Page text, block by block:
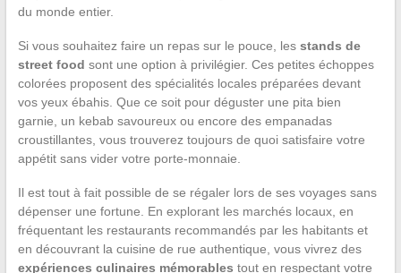
du monde entier.
Si vous souhaitez faire un repas sur le pouce, les stands de
street food sont une option à privilégier. Ces petites échoppes
colorées proposent des spécialités locales préparées devant
vos yeux ébahis. Que ce soit pour déguster une pita bien
garnie, un kebab savoureux ou encore des empanadas
croustillantes, vous trouverez toujours de quoi satisfaire votre
appétit sans vider votre porte-monnaie.
Il est tout à fait possible de se régaler lors de ses voyages sans
dépenser une fortune. En explorant les marchés locaux, en
fréquentant les restaurants recommandés par les habitants et
en découvrant la cuisine de rue authentique, vous vivrez des
expériences culinaires mémorables tout en respectant votre